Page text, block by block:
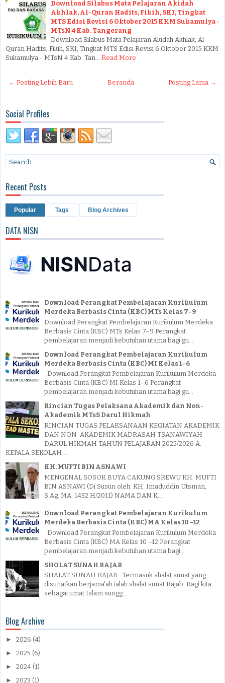
Download Silabus Mata Pelajaran Akidah
Akhlak, Al-Quran Hadits, Fikih, SKI, Tingkat
MTS Edisi Revisi 6 Oktober 2015 KKM Sukamulya -
MTsN 4 Kab. Tangerang
Download Silabus Mata Pelajaran Akidah Akhlak, Al-
Quran Hadits, Fikih, SKI, Tingkat MTS Edisi Revisi 6 Oktober 2015 KKM
Sukamulya - MTsN 4 Kab. Tan… Read More
← Posting Lebih Baru Posting Lama →
Beranda
Social Profiles
Recent Posts
Popular Tags Blog Archives
DATA NISN
Download Perangkat Pembelajaran Kurikulum
Merdeka Berbasis Cinta (KBC) MTs Kelas 7–9
Download Perangkat Pembelajaran Kurikulum Merdeka
Berbasis Cinta (KBC) MTs Kelas 7–9 Perangkat
pembelajaran menjadi kebutuhan utama bagi gu...
Download Perangkat Pembelajaran Kurikulum
Merdeka Berbasis Cinta (KBC) MI Kelas 1–6
Download Perangkat Pembelajaran Kurikulum Merdeka
Berbasis Cinta (KBC) MI Kelas 1–6 Perangkat
pembelajaran menjadi kebutuhan utama bagi gu...
Rincian Tugas Pelaksana Akademik dan Non-
Akademik MTsS Darul Hikmah
RINCIAN TUGAS PELAKSANAAN KEGIATAN AKADEMIK
DAN NON-AKADEMIK MADRASAH TSANAWIYAH
DARUL HIKMAH TAHUN PELAJARAN 2025/2026 A.
KEPALA SEKOLAH ...
KH. MUFTI BIN ASNAWI
MENGENAL SOSOK BUYA CAKUNG SREWU KH. MUFTI
BIN ASNAWI (Di Susun oleh: KH. Imaduddin Utsman,
S.Ag. MA. 1432 H/2011) NAMA DAN K...
Download Perangkat Pembelajaran Kurikulum
Merdeka Berbasis Cinta (KBC) MA Kelas 10 –12
Download Perangkat Pembelajaran Kurikulum Merdeka
Berbasis Cinta (KBC) MA Kelas 10 –12 Perangkat
pembelajaran menjadi kebutuhan utama bagi...
SHOLAT SUNAH RAJAB
SHALAT SUNAH RAJAB Termasuk shalat sunat yang
disunatkan berjama'ah ialah shalat sunat Rajab. Bagi kita
sebagai umat Islam sungg...
Blog Archive
► 2026 (4)
► 2025 (6)
► 2024 (1)
► 2023 (1)